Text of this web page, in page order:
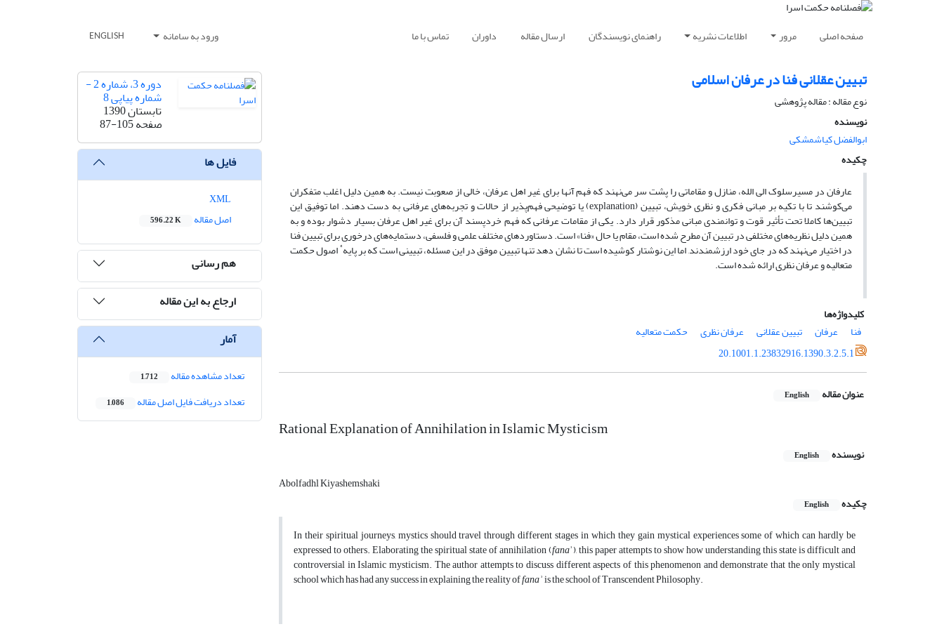
صفحه اصلی مرور اطلاعات نشریه راهنمای نویسندگان ارسال مقاله داوران تماس با ما ورود به سامانه ENGLISH
تبیین عقلانی فنا در عرفان اسلامی
نوع مقاله : مقاله پژوهشی
نویسنده
ابوالفضل کیاشمشکی
چکیده
عارفان در مسیرسلوک الی الله، منازل و مقاماتی را پشت سر می‌نهند که فهم آنها برای غیر اهل عرفان، خالی از صعوبت نیست. به همین دلیل اغلب متفکران
می‌کوشند تا با تکیه بر مبانی فکری و نظری خویش، تبیین (explanation) یا توضیحی فهم‌پذیر از حالات و تجربه‌های عرفانی به دست دهند. اما توفیق این
تبیین‌ها کاملا تحت تأثیر قوت و توانمندی مبانی مذکور قرار دارد. یکی از مقامات عرفانی که فهم خردپسند آن برای غیر اهل عرفان بسیار دشوار بوده و به
همین دلیل نظریه‌های مختلفی در تبیین آن مطرح شده است، مقام یا حال «فنا» است. دستاوردهای مختلف علمی و فلسفی، دستمایه‌های درخوری برای تبیین فنا
در اختیار می‌نهند که در جای خود ارزشمندند, اما این نوشتار کوشیده است تا نشان دهد تنها تبیین موفق در این مسئله، تبیینی است که بر پایهٴ اصول حکمت
متعالیه و عرفان نظری ارائه شده است.
کلیدواژه‌ها
فنا
عرفان تبیین عقلانی عرفان نظری
حکمت متعالیه
20.1001.1.23832916.1390.3.2.5.1
عنوان مقاله English
Rational Explanation of Annihilation in Islamic Mysticism
نویسنده English
Abolfadhl Kiyashemshaki
چکیده
English
In their spiritual journeys, mystics should travel through different stages in which they gain mystical experiences some of which can hardly be
expressed to others. Elaborating the spiritual state of annihilation (fanaʾ), this paper attempts to show how understanding this state is difficult and
controversial in Islamic mysticism. The author attempts to discuss different aspects of this phenomenon and demonstrate that the only mystical
school which has had any success in explaining the reality offanaʾis the school of Transcendent Philosophy.
دوره 3، شماره 2 -
شماره پیاپی 8
تابستان 1390
صفحه87-105
فایل ها
اصل مقاله
596.22 K
هم رسانی
ارجاع به این مقاله
آمار
تعداد مشاهده مقاله 1,712
تعداد دریافت فایل اصل مقاله 1,086